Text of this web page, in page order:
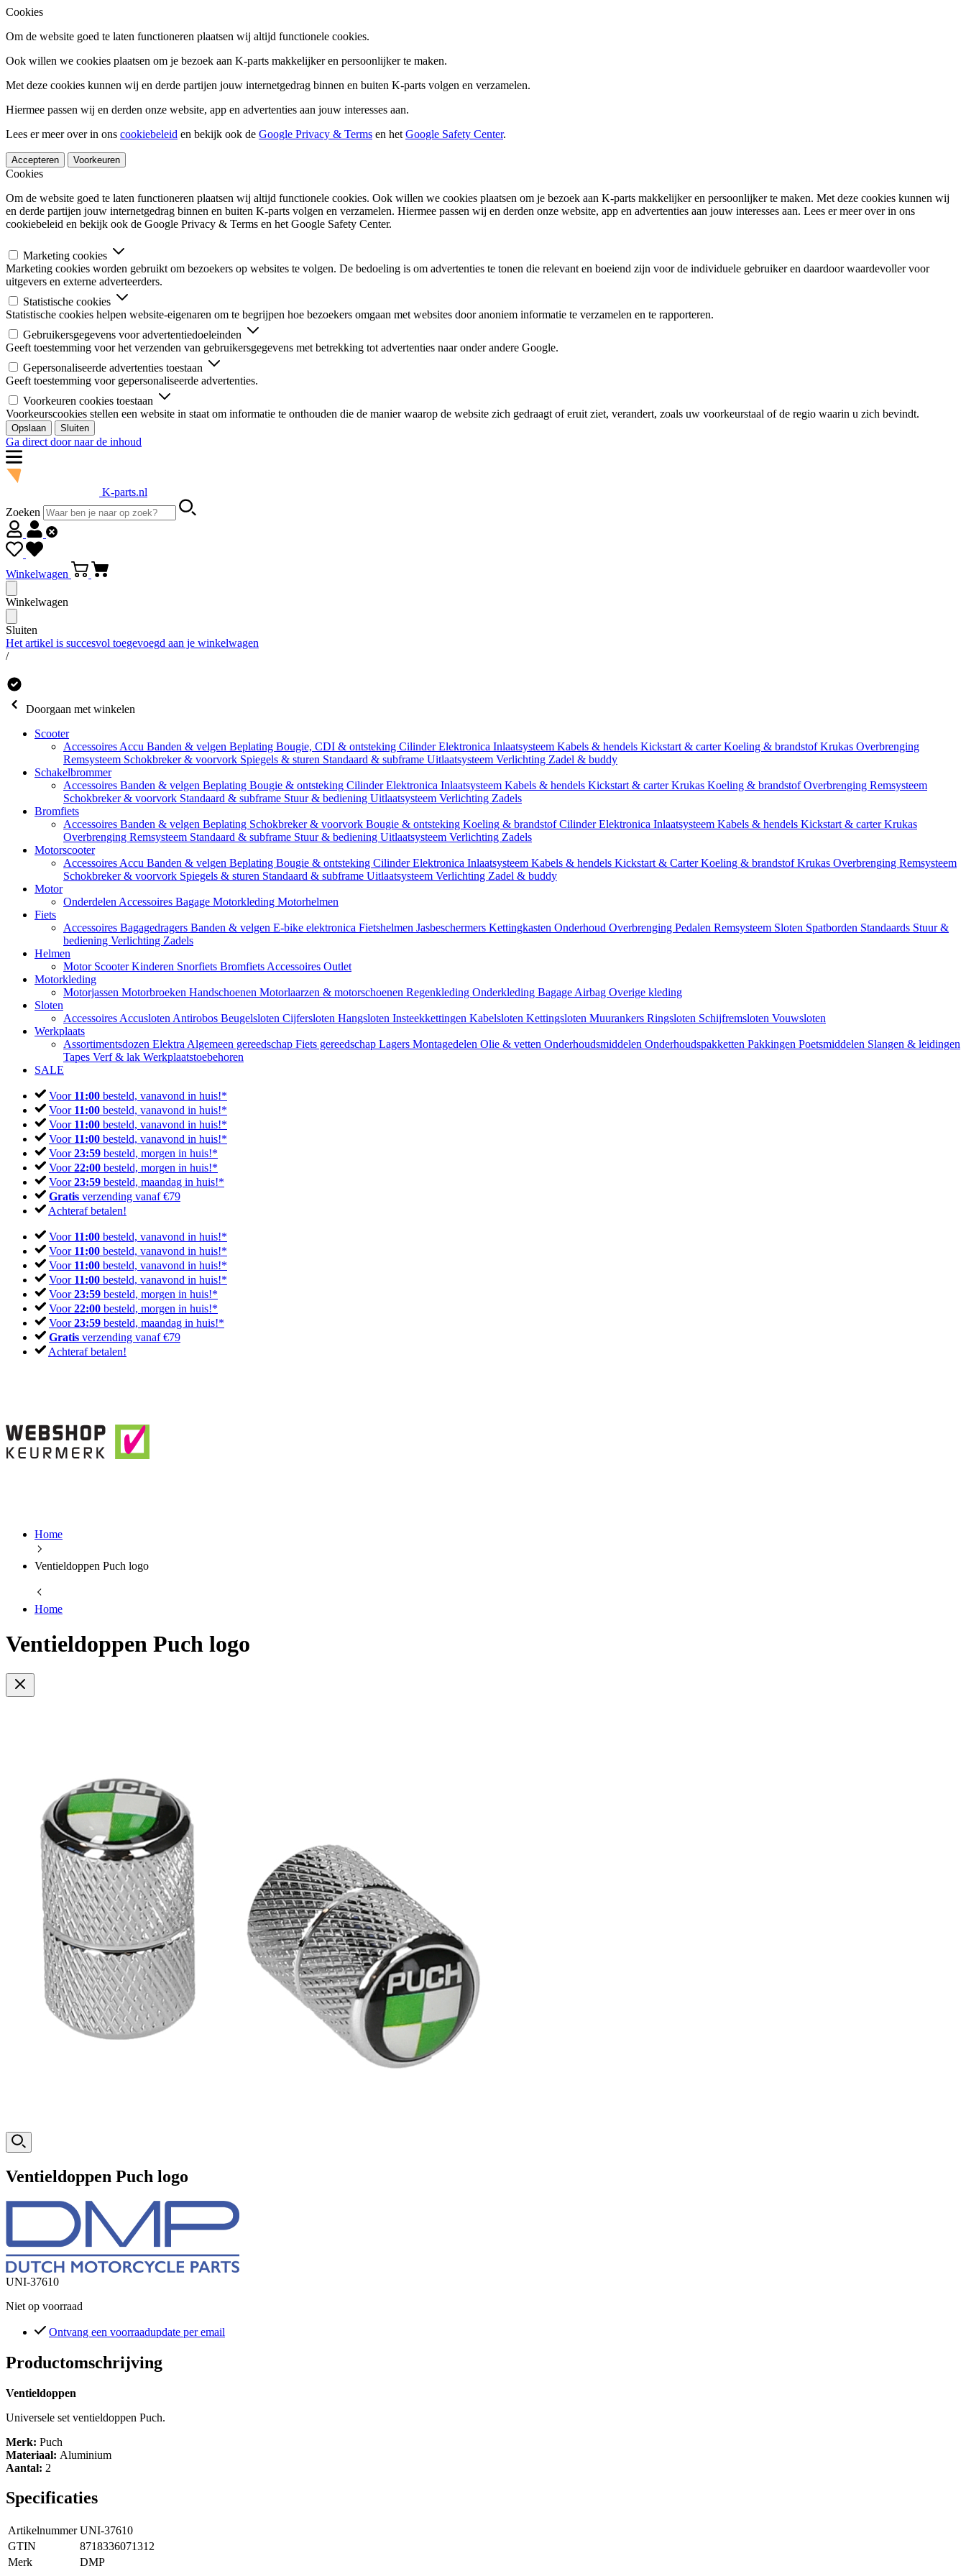
Cookies
Om de website goed te laten functioneren plaatsen wij altijd functionele cookies.
Ook willen we cookies plaatsen om je bezoek aan K-parts makkelijker en persoonlijker te maken.
Met deze cookies kunnen wij en derde partijen jouw internetgedrag binnen en buiten K-parts volgen en verzamelen.
Hiermee passen wij en derden onze website, app en advertenties aan jouw interesses aan.
Lees er meer over in ons cookiebeleid en bekijk ook de Google Privacy & Terms en het Google Safety Center.
Accepteren Voorkeuren
Cookies
Om de website goed te laten functioneren plaatsen wij altijd functionele cookies. Ook willen we cookies plaatsen om je bezoek aan K-parts makkelijker en persoonlijker te maken. Met deze cookies kunnen wij
en derde partijen jouw internetgedrag binnen en buiten K-parts volgen en verzamelen. Hiermee passen wij en derden onze website, app en advertenties aan jouw interesses aan. Lees er meer over in ons
cookiebeleid en bekijk ook de Google Privacy & Terms en het Google Safety Center.
Marketing cookies
Marketing cookies worden gebruikt om bezoekers op websites te volgen. De bedoeling is om advertenties te tonen die relevant en boeiend zijn voor de individuele gebruiker en daardoor waardevoller voor
uitgevers en externe adverteerders.
Statistische cookies
Statistische cookies helpen website-eigenaren om te begrijpen hoe bezoekers omgaan met websites door anoniem informatie te verzamelen en te rapporteren.
Gebruikersgegevens voor advertentiedoeleinden
Geeft toestemming voor het verzenden van gebruikersgegevens met betrekking tot advertenties naar onder andere Google.
Gepersonaliseerde advertenties toestaan
Geeft toestemming voor gepersonaliseerde advertenties.
Voorkeuren cookies toestaan
Voorkeurscookies stellen een website in staat om informatie te onthouden die de manier waarop de website zich gedraagt of eruit ziet, verandert, zoals uw voorkeurstaal of de regio waarin u zich bevindt.
Opslaan Sluiten
Ga direct door naar de inhoud
K-parts.nl
Zoeken
Winkelwagen
Winkelwagen
Sluiten
Het artikel is succesvol toegevoegd aan je winkelwagen
/
Doorgaan met winkelen
Scooter
Accessoires Accu Banden & velgen Beplating Bougie, CDI & ontsteking CilinderElektronica Inlaatsysteem Kabels & hendels Kickstart & carterKoeling & brandstofKrukas Overbrenging
Remsysteem Schokbreker & voorvork Spiegels & sturen Standaard & subframe Uitlaatsysteem Verlichting Zadel & buddy
Schakelbrommer
Accessoires Banden & velgen Beplating Bougie & ontsteking CilinderElektronica Inlaatsysteem Kabels & hendels Kickstart & carterKrukas Koeling & brandstofOverbrenging Remsysteem
Schokbreker & voorvork Standaard & subframe Stuur & bediening Uitlaatsysteem Verlichting Zadels
Bromfiets
Accessoires Banden & velgen Beplating Schokbreker & voorvork Bougie & ontsteking Koeling & brandstofCilinderElektronica Inlaatsysteem Kabels & hendels Kickstart & carterKrukas
Overbrenging Remsysteem Standaard & subframe Stuur & bediening Uitlaatsysteem Verlichting Zadels
Motorscooter
Accessoires Accu Banden & velgen Beplating Bougie & ontsteking CilinderElektronica Inlaatsysteem Kabels & hendels Kickstart & CarterKoeling & brandstofKrukas Overbrenging Remsysteem
Schokbreker & voorvork Spiegels & sturen Standaard & subframe Uitlaatsysteem Verlichting Zadel & buddy
Motor
Onderdelen Accessoires Bagage Motorkleding Motorhelmen
Fiets
Accessoires Bagagedragers Banden & velgen E-bike elektronica Fietshelmen Jasbeschermers Kettingkasten Onderhoud Overbrenging Pedalen Remsysteem Sloten Spatborden Standaards Stuur &
bediening Verlichting Zadels
Helmen
Motor ScooterKinderen Snorfiets Bromfiets Accessoires Outlet
Motorkleding
Motorjassen Motorbroeken Handschoenen Motorlaarzen & motorschoenen Regenkleding Onderkleding Bagage Airbag Overige kleding
Sloten
Accessoires Accusloten Antirobos Beugelsloten Cijfersloten Hangsloten Insteekkettingen Kabelsloten Kettingsloten Muurankers Ringsloten Schijfremsloten Vouwsloten
Werkplaats
Assortimentsdozen Elektra Algemeen gereedschap Fiets gereedschap Lagers Montagedelen Olie & vetten Onderhoudsmiddelen Onderhoudspakketten Pakkingen Poetsmiddelen Slangen & leidingen
Tapes Verf & lak Werkplaatstoebehoren
SALE
Voor 11:00 besteld, vanavond in huis!*
Voor 11:00 besteld, vanavond in huis!*
Voor 11:00 besteld, vanavond in huis!*
Voor 11:00 besteld, vanavond in huis!*
Voor23:59 besteld, morgen in huis!*
Voor22:00 besteld, morgen in huis!*
Voor23:59 besteld, maandag in huis!*
Gratis verzending vanaf €79
Achteraf betalen!
Voor 11:00 besteld, vanavond in huis!*
Voor 11:00 besteld, vanavond in huis!*
Voor 11:00 besteld, vanavond in huis!*
Voor 11:00 besteld, vanavond in huis!*
Voor23:59 besteld, morgen in huis!*
Voor22:00 besteld, morgen in huis!*
Voor23:59 besteld, maandag in huis!*
Gratis verzending vanaf €79
Achteraf betalen!
Home
Ventieldoppen Puch logo
Home
Ventieldoppen Puch logo
Ventieldoppen Puch logo
UNI-37610
Niet op voorraad
Ontvang een voorraadupdate per email
Productomschrijving
Ventieldoppen
Universele set ventieldoppen Puch.
Merk: Puch
Materiaal: Aluminium
Aantal: 2
Specificaties
Artikelnummer UNI-37610
GTIN
8718336071312
Merk
DMP